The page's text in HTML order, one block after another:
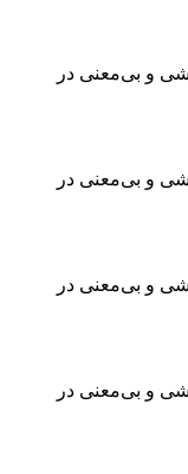
و بی‌معنی در
و بی‌معنی در
و بی‌معنی در
و بی‌معنی در